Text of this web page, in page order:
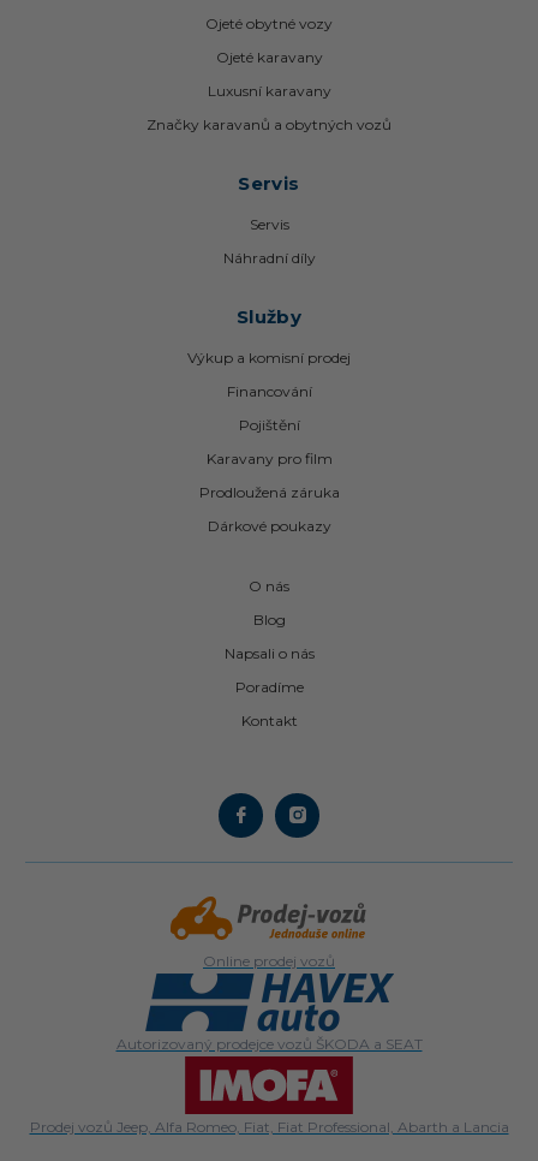
Ojeté obytné vozy
Ojeté karavany
Luxusní karavany
Značky karavanů a obytných vozů
Servis
Servis
Náhradní díly
Služby
Výkup a komisní prodej
Financování
Pojištění
Karavany pro film
Prodloužená záruka
Dárkové poukazy
O nás
Blog
Napsali o nás
Poradíme
Kontakt
Online prodej vozů
Autorizovaný prodejce vozů ŠKODA a SEAT
Prodej vozů Jeep, Alfa Romeo, Fiat, Fiat Professional, Abarth a Lancia